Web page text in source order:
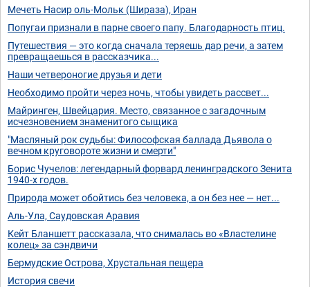
Мечеть Насир оль-Мольк (Шираза), Иран
Попугаи признали в парне своего папу. Благодарность птиц.
Путешествия — это когда сначала теряешь дар речи, а затем
превращаешься в рассказчика...
Наши четвероногие друзья и дети
Необходимо пройти через ночь, чтобы увидеть рассвет...
Майринген, Швейцария. Место, связанное с загадочным
исчезновением знаменитого сыщика
"Масляный рок судьбы: Философская баллада Дьявола о
вечном круговороте жизни и смерти"
Борис Чучелов: легендарный форвард ленинградского Зенита
1940-х годов.
Природа может обойтись без человека, а он без нее — нет...
Аль-Ула, Саудовская Аравия
Кейт Бланшетт рассказала, что снималась во «Властелине
колец» за сэндвичи
Бермудские Острова, Хрустальная пещера
История свечи